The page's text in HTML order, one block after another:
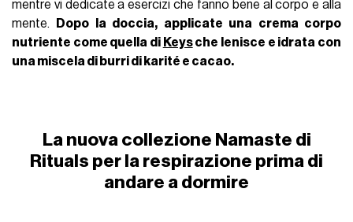
mentre vi dedicate a esercizi che fanno bene al corpo e alla
mente.
Dopo la doccia, applicate una crema corpo
nutriente come quella di Keysche lenisce e idrata con
una miscela di burri di karité e cacao.
La nuova collezione Namaste di
Rituals per la respirazione prima di
andare a dormire